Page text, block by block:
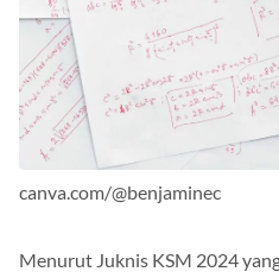
canva.com/@benjaminec
Menurut Juknis KSM 2024